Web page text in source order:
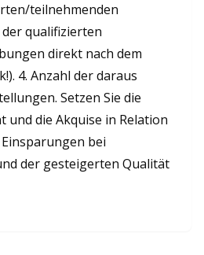
teilnehmenden
der qualifizierten
direkt nach dem
4. Anzahl der daraus
Setzen Sie die
und die Akquise in Relation
bei
der gesteigerten Qualität